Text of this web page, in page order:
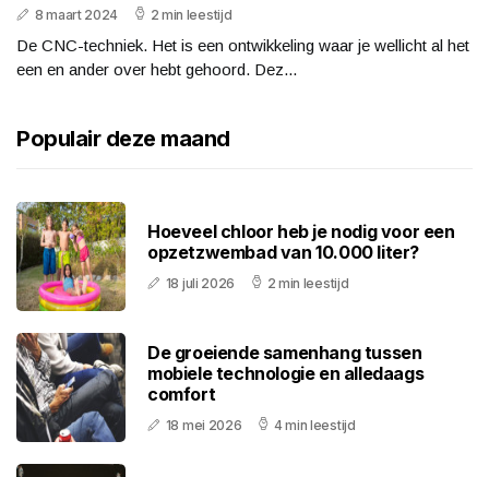
8 maart 2024 2 min leestijd
De CNC-techniek. Het is een ontwikkeling waar je wellicht al het
een en ander over hebt gehoord. Dez...
Populair deze maand
Hoeveel chloor heb je nodig voor een
opzetzwembad van 10.000 liter?
18 juli 2026 2 min leestijd
De groeiende samenhang tussen
mobiele technologie en alledaags
comfort
18 mei 2026 4 min leestijd